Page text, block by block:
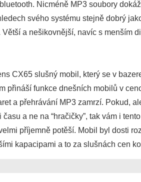
Nicméně MP3 soubory
svého systému stejně dobrý
Větší a nešikovnější, navíc s menším
CX65 slušný mobil, který se v
přináší funkce dnešních mobilů v
a přehrávání MP3 zamrzí. Pokud,
a ne na “hračičky”, tak vám i
příjemně potěší. Mobil byl dosti
kapacipami a to za slušnách cen